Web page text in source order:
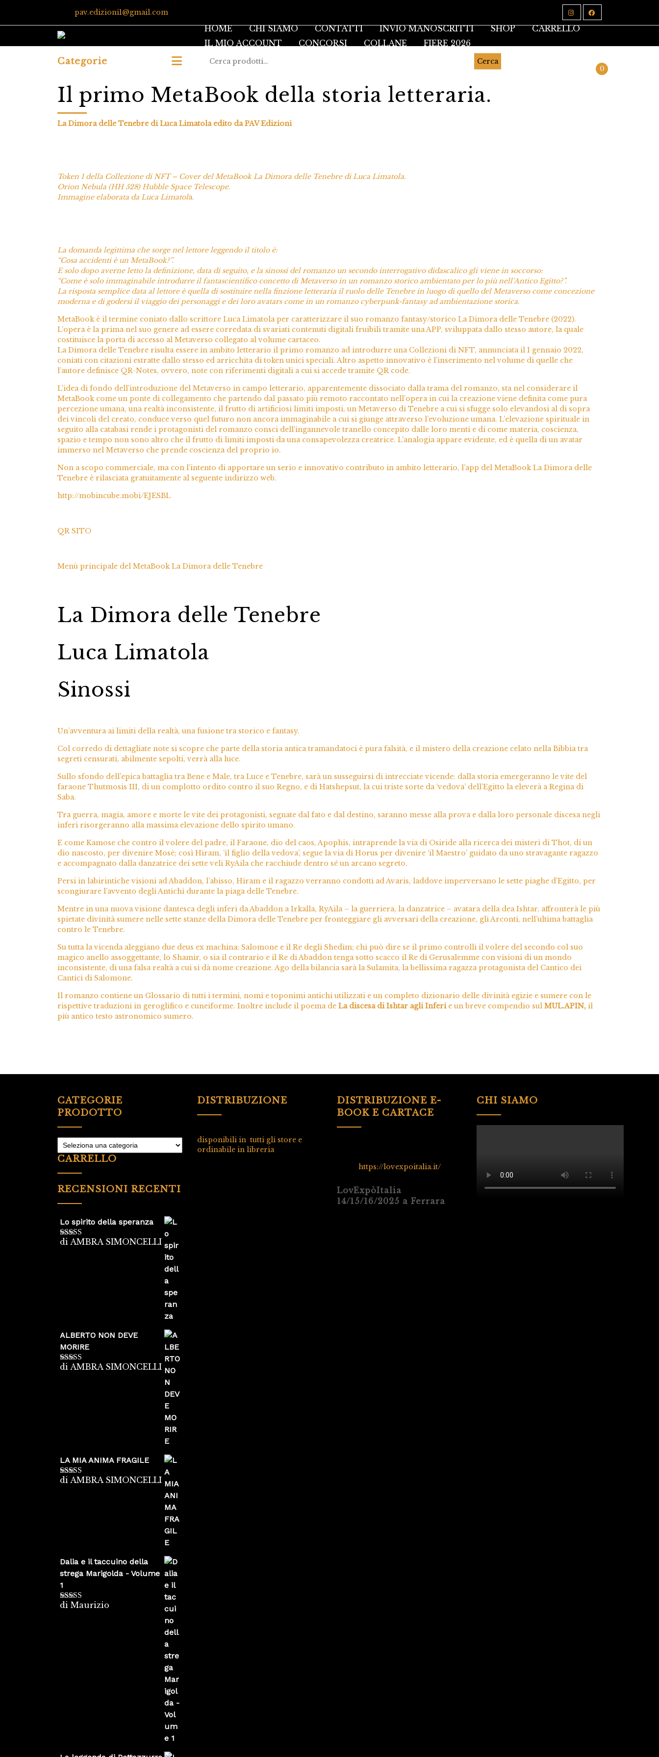
pav.edizioni1@gmail.com
HOME CHI SIAMO CONTATTI INVIO MANOSCRITTI SHOP
CARRELLO
IL MIO ACCOUNT
CONCORSI COLLANE FIERE 2026
Categorie
Cerca
0
Il primo MetaBook della storia letteraria.
La Dimora delle Tenebre di Luca Limatola edito da PAV Edizioni
Token 1 della Collezione di NFT – Cover del MetaBook La Dimora delle Tenebre di Luca Limatola.
Orion Nebula (HH 528) Hubble Space Telescope.
Immagine elaborata da Luca Limatola.
La domanda legittima che sorge nel lettore leggendo il titolo è:
“Cosa accidenti è un MetaBook?”.
E solo dopo averne letto la definizione, data di seguito, e la sinossi del romanzo un secondo interrogativo didascalico gli viene in soccorso:
“Come è solo immaginabile introdurre il fantascientifico concetto di Metaverso in un romanzo storico ambientato per lo più nell’Antico Egitto?”.
La risposta semplice data al lettore è quella di sostituire nella finzione letteraria il ruolo delle Tenebre in luogo di quello del Metaverso come concezione
moderna e di godersi il viaggio dei personaggi e dei loro avatars come in un romanzo cyberpunk-fantasy ad ambientazione storica.
MetaBook è il termine coniato dallo scrittore Luca Limatola per caratterizzare il suo romanzo fantasy/storico La Dimora delle Tenebre (2022).
L’opera è la prima nel suo genere ad essere corredata di svariati contenuti digitali fruibili tramite una APP, sviluppata dallo stesso autore, la quale
costituisce la porta di accesso al Metaverso collegato al volume cartaceo.
La Dimora delle Tenebre risulta essere in ambito letterario il primo romanzo ad introdurre una Collezioni di NFT, annunciata il 1 gennaio 2022,
coniati con citazioni estratte dallo stesso ed arricchita di token unici speciali. Altro aspetto innovativo è l’inserimento nel volume di quelle che
l’autore definisce QR-Notes, ovvero, note con riferimenti digitali a cui si accede tramite QR code.
L’idea di fondo dell’introduzione del Metaverso in campo letterario, apparentemente dissociato dalla trama del romanzo, sta nel considerare il
MetaBook come un ponte di collegamento che partendo dal passato più remoto raccontato nell’opera in cui la creazione viene definita come pura
percezione umana, una realtà inconsistente, il frutto di artificiosi limiti imposti, un Metaverso di Tenebre a cui si sfugge solo elevandosi al di sopra
dei vincoli del creato, conduce verso quel futuro non ancora immaginabile a cui si giunge attraverso l’evoluzione umana. L’elevazione spirituale in
seguito alla catabasi rende i protagonisti del romanzo consci dell’ingannevole tranello concepito dalle loro menti e di come materia, coscienza,
spazio e tempo non sono altro che il frutto di limiti imposti da una consapevolezza creatrice. L’analogia appare evidente, ed è quella di un avatar
immerso nel Metaverso che prende coscienza del proprio io.
Non a scopo commerciale, ma con l’intento di apportare un serio e innovativo contributo in ambito letterario, l’app del MetaBook La Dimora delle
Tenebre è rilasciata gratuitamente al seguente indirizzo web.
http://mobincube.mobi/EJESBL
QR SITO
Menù principale del MetaBook La Dimora delle Tenebre
La Dimora delle Tenebre
Luca Limatola
Sinossi
Un’avventura ai limiti della realtà, una fusione tra storico e fantasy.
Col corredo di dettagliate note si scopre che parte della storia antica tramandatoci è pura falsità, e il mistero della creazione celato nella Bibbia tra
segreti censurati, abilmente sepolti, verrà alla luce.
Sullo sfondo dell’epica battaglia tra Bene e Male, tra Luce e Tenebre, sarà un susseguirsi di intrecciate vicende: dalla storia emergeranno le vite del
faraone Thutmosis III, di un complotto ordito contro il suo Regno, e di Hatshepsut, la cui triste sorte da ‘vedova’ dell’Egitto la eleverà a Regina di
Saba.
Tra guerra, magia, amore e morte le vite dei protagonisti, segnate dal fato e dal destino, saranno messe alla prova e dalla loro personale discesa negli
inferi risorgeranno alla massima elevazione dello spirito umano.
E come Kamose che contro il volere del padre, il Faraone, dio del caos, Apophis, intraprende la via di Osiride alla ricerca dei misteri di Thot, di un
dio nascosto, per divenire Mosè; così Hiram, ‘il figlio della vedova’, segue la via di Horus per divenire ‘il Maestro’ guidato da uno stravagante ragazzo
e accompagnato dalla danzatrice dei sette veli RyAila che racchiude dentro sé un arcano segreto.
Persi in labirintiche visioni ad Abaddon, l’abisso, Hiram e il ragazzo verranno condotti ad Avaris, laddove imperversano le sette piaghe d’Egitto, per
scongiurare l’avvento degli Antichi durante la piaga delle Tenebre.
Mentre in una nuova visione dantesca degli inferi da Abaddon a Irkalla, RyAila – la guerriera, la danzatrice – avatara della dea Ishtar, affronterà le più
spietate divinità sumere nelle sette stanze della Dimora delle Tenebre per fronteggiare gli avversari della creazione, gli Arconti, nell’ultima battaglia
contro le Tenebre.
Su tutta la vicenda aleggiano due deus ex machina: Salomone e il Re degli Shedim; chi può dire se il primo controlli il volere del secondo col suo
magico anello assoggettante, lo Shamir, o sia il contrario e il Re di Abaddon tenga sotto scacco il Re di Gerusalemme con visioni di un mondo
inconsistente, di una falsa realtà a cui si dà nome creazione. Ago della bilancia sarà la Sulamita, la bellissima ragazza protagonista del Cantico dei
Cantici di Salomone.
Il romanzo contiene un Glossario di tutti i termini, nomi e toponimi antichi utilizzati e un completo dizionario delle divinità egizie e sumere con le
rispettive traduzioni in geroglifico e cuneiforme. Inoltre include il poema de La discesa di Ishtar agli Inferie un breve compendio sul MUL.APIN, il
più antico testo astronomico sumero.
CATEGORIE
PRODOTTO
CARRELLO
RECENSIONI RECENTI
Lo spirito della speranza
Valutato5su
di AMBRA SIMONCELLI
ALBERTO NON DEVE
MORIRE
Valutato5su
di AMBRA SIMONCELLI
LA MIA ANIMA FRAGILE
Valutato5su
di AMBRA SIMONCELLI
Dalia e il taccuino della
strega Marigolda - Volume
1
Valutato4
di Maurizio
DISTRIBUZIONE
disponibili in tutti gli store e
ordinabile in libreria
DISTRIBUZIONE E-
BOOK E CARTACE
https://lovexpoitalia.it/
LovExpòItalia
14/15/16/2025 a Ferrara
CHI SIAMO